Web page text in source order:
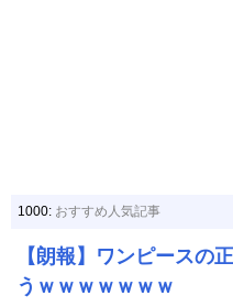
1000: おすすめ人気記事
【朗報】ワンピースの
うｗｗｗｗｗｗｗ